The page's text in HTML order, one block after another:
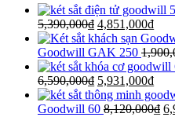
5,390,000₫ 4,851,000₫
Goodwill GAK 250
6,590,000₫ 5,931,000₫
Goodwill 60 8,120,000₫